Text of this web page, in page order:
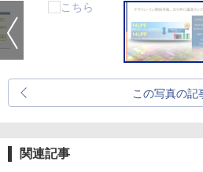
この写真の記
関連記事